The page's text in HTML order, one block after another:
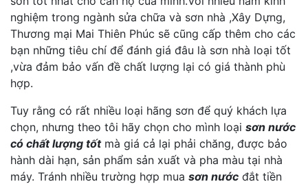
nghiệm trong ngành sửa chữa và sơn nhà ,Xây Dựng,
Thương mại Mai Thiên Phúc sẽ cũng cấp thêm cho các
bạn những tiêu chí để đánh giá đâu là sơn nhà loại tốt
,vừa đảm bảo vấn đề chất lượng lại có giá thành phù
hợp.
Tuy rằng có rất nhiều loại hãng sơn để quý khách lựa
chọn, nhưng theo tôi hãy chọn cho mình loại sơn nước
có chất lượng tốtmà giá cả lại phải chăng, được bảo
hành dài hạn, sản phẩm sản xuất và pha màu tại nhà
máy. Tránh nhiều trường hợp mua sơn nước đắt tiền